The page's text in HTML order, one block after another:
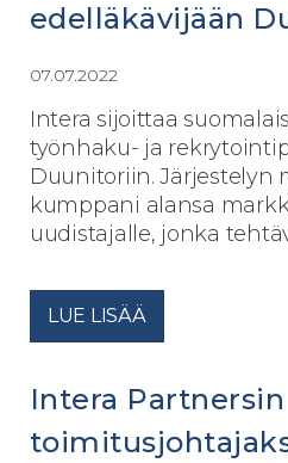
edelläkävijään
07.07.2022
Intera sijoittaa
työnhaku- ja
Duunitoriin. Järjestelyn
kumppani alansa
uudistajalle, jonka
LUE LISÄÄ
Intera Partnersin